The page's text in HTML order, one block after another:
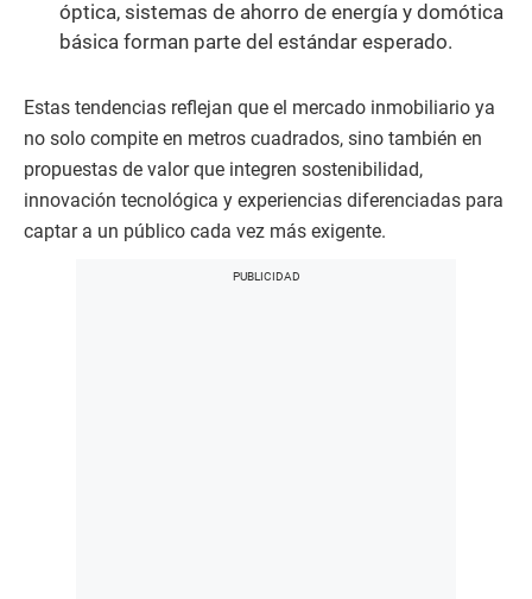
óptica, sistemas de ahorro de energía y domótica
básica forman parte del estándar esperado.
Estas tendencias reflejan que el mercado inmobiliario ya
no solo compite en metros cuadrados, sino también en
propuestas de valor que integren sostenibilidad,
innovación tecnológica y experiencias diferenciadas para
captar a un público cada vez más exigente.